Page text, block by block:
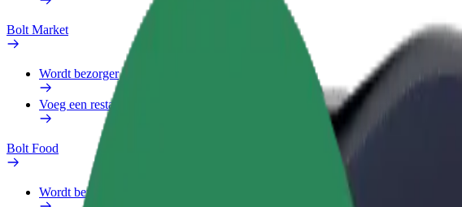
Bolt Market
Wordt bezorger
Voeg een restaurant of winkel toe
Bolt Food
Wordt bezorger